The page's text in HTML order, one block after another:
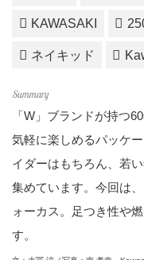
KAWASAKI
ネイキッド
「W」ブランドが持つ
気軽に楽しめるパッケ
イダーはもちろん、若
集めています。今回は
ォーカス。足つき性や
す。